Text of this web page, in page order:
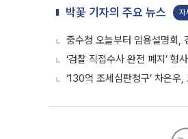
박꽃 기자의 주요 뉴스 자
중수청 오늘부터 임용설명회,
‘검찰 직접수사 완전 폐지’ 형
‘130억 조세심판청구’ 차은우,